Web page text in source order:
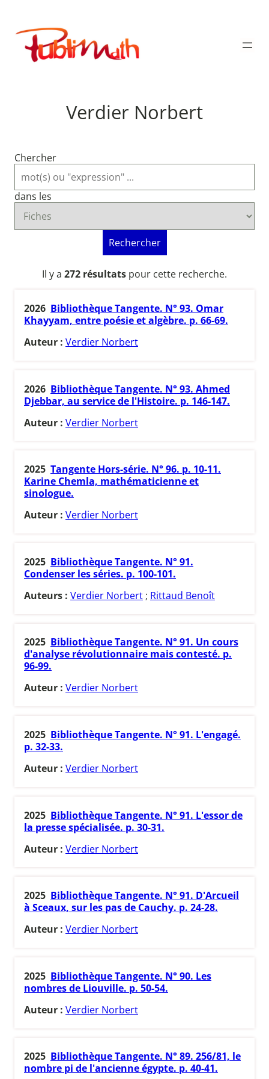
contenu
Publimath
Verdier Norbert
Chercher
dans les
Rechercher
Il y a 272 résultats pour cette recherche.
2026 Bibliothèque Tangente. N° 93. Omar
Khayyam, entre poésie et algèbre. p. 66-69.
Auteur : Verdier Norbert
2026 Bibliothèque Tangente. N° 93. Ahmed
Djebbar, au service de l'Histoire. p. 146-147.
Auteur : Verdier Norbert
2025 Tangente Hors-série. N° 96. p. 10-11.
Karine Chemla, mathématicienne et
sinologue.
Auteur : Verdier Norbert
2025 Bibliothèque Tangente. N° 91.
Condenser les séries. p. 100-101.
Auteurs : Verdier Norbert ; Rittaud Benoît
2025 Bibliothèque Tangente. N° 91. Un cours
d'analyse révolutionnaire mais contesté. p.
96-99.
Auteur : Verdier Norbert
2025 Bibliothèque Tangente. N° 91. L'engagé.
p. 32-33.
Auteur : Verdier Norbert
2025 Bibliothèque Tangente. N° 91. L'essor de
la presse spécialisée. p. 30-31.
Auteur : Verdier Norbert
2025 Bibliothèque Tangente. N° 91. D'Arcueil
à Sceaux, sur les pas de Cauchy. p. 24-28.
Auteur : Verdier Norbert
2025 Bibliothèque Tangente. N° 90. Les
nombres de Liouville. p. 50-54.
Auteur : Verdier Norbert
2025 Bibliothèque Tangente. N° 89. 256/81, le
nombre pi de l'ancienne égypte. p. 40-41.